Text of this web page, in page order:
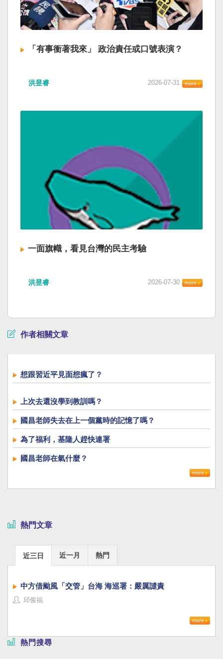
「有事衝著我來」 政治責任或口號表演？
洪昱睿 2026-07-31
一面旗幟，看見台灣的民主考驗
洪昱睿 2026-07-30
作者相關文章
想跟習近平見面想瘋了？
上次去還沒學到教訓嗎？
國昌老師失去在上一個黨時的記憶了嗎？
為了福利，基隆人趕快連署
國昌老師在氣什麼？
熱門文章
近三日 近一月 熱門
中方借颱風「交管」台海 海巡署：嚴厲譴責
邱俊福
熱門搜尋